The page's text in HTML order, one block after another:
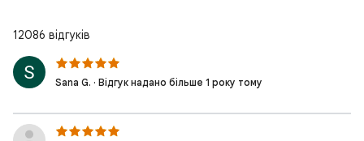
12086 відгуків
Sana G. · Відгук надано більше 1 року тому